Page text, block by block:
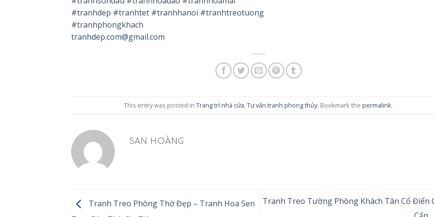
#tranhdep #tranhtet #tranhhanoi #tranhtreotuong
#tranhphongkhach
tranhdep.com@gmail.com
This entry was posted in Trang trí nhà cửa,Tư vấn tranh phong thủy. Bookmark the permalink.
SAN HOÀNG
Tranh Treo Phòng Thờ Đẹp – Tranh Hoa Sen
Tranh Treo Tường Phòng Khách Tân Cổ Điển